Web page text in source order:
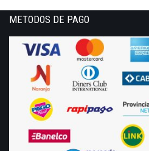
METODOS DE PAGO